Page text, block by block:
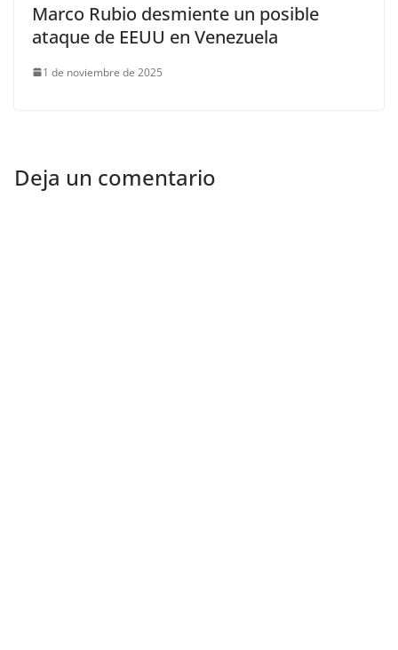
Marco Rubio desmiente un posible
ataque de EEUU en Venezuela
1 de noviembre de 2025
Deja un comentario